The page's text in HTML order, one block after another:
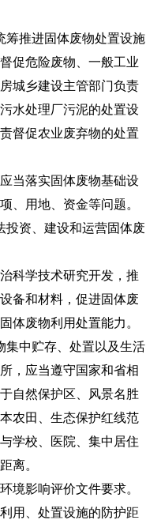
推进固体废物处置设施
促危险废物、一般工业
城乡建设主管部门负责
水处理厂污泥的处置设
督促农业废弃物的处置
当落实固体废物基础设
、用地、资金等问题。
资、建设和运营固体废
科学技术研究开发，推
备和材料，促进固体废
体废物利用处置能力。
中贮存、处置以及生活
，应当遵守国家和省相
自然保护区、风景名胜
农田、生态保护红线范
学校、医院、集中居住
离。
境影响评价文件要求。
用、处置设施的防护距